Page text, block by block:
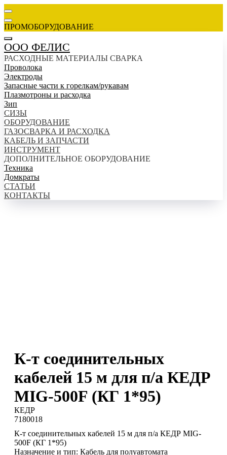
ПРОМОБОРУДОВАНИЕ
ООО ФЕЛИС
РАСХОДНЫЕ МАТЕРИАЛЫ СВАРКА
Проволока
Электроды
Запасные части к горелкам/рукавам
Плазмотроны и расходка
Зип
СИЗЫ
ОБОРУДОВАНИЕ
ГАЗОСВАРКА И РАСХОДКА
КАБЕЛЬ И ЗАПЧАСТИ
ИНСТРУМЕНТ
ДОПОЛНИТЕЛЬНОЕ ОБОРУДОВАНИЕ
Техника
Домкраты
СТАТЬИ
КОНТАКТЫ
К-т соединительных
кабелей 15 м для п/а КЕДР
MIG-500F (КГ 1*95)
КЕДР
7180018
К-т соединительных кабелей 15 м для п/а КЕДР MIG-
500F (КГ 1*95)
Назначение и тип: Кабель для полуавтомата